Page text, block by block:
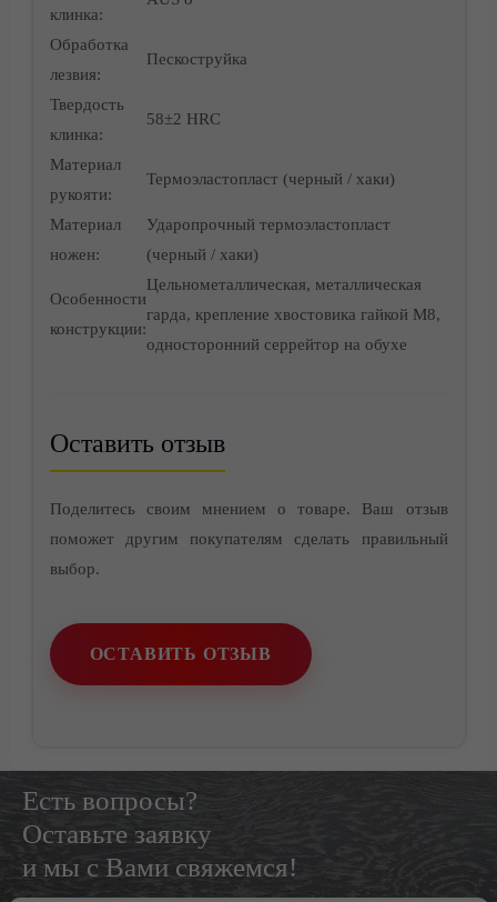
Контакты
клинка:
Обработка
лезвия:
Пескоструйка
Твердость
клинка:
58±2 HRC
Материал
рукояти:
Термоэластопласт (черный / хаки)
Материал
ножен:
Ударопрочный термоэластопласт
(черный / хаки)
Особенности
конструкции:
Цельнометаллическая, металлическая
гарда, крепление хвостовика гайкой М8,
односторонний серрейтор на обухе
Оставить отзыв
Поделитесь своим мнением о товаре. Ваш отзыв
поможет другим покупателям сделать правильный
выбор.
ОСТАВИТЬ ОТЗЫВ
Есть вопросы?
Оставьте заявку
и мы с Вами свяжемся!